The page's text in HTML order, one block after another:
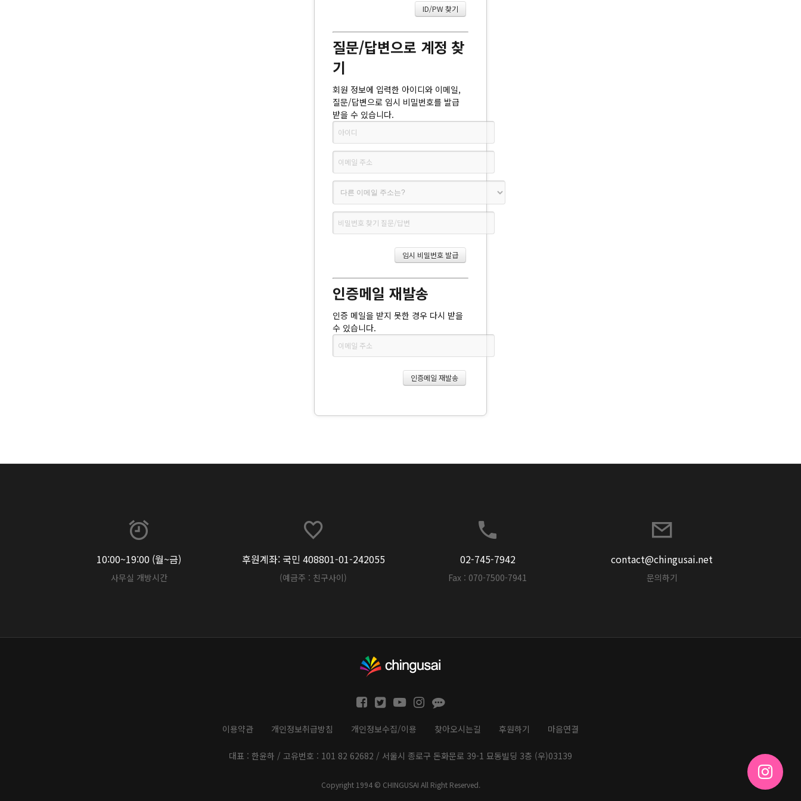
질문/답변으로 계정 찾
기
회원 정보에 입력한 아이디와 이메일,
질문/답변으로 임시 비밀번호를 발급
받을 수 있습니다.
인증메일 재발송
인증 메일을 받지 못한 경우 다시 받을
수 있습니다.
10:00~19:00 (월~금)
사무실 개방시간
후원계좌: 국민 408801-01-242055
(예금주 : 친구사이)
02-745-7942
Fax : 070-7500-7941
contact@chingusai.net
문의하기
이용약관 개인정보취급방침 개인정보수집/이용 찾아오시는길 후원하기 마음연결
대표 : 한윤하 / 고유번호 : 101 82 62682 / 서울시 종로구 돈화문로 39-1 묘동빌딩 3층 (우)03139
Copyright 1994 © CHINGUSAI All Right Reserved.